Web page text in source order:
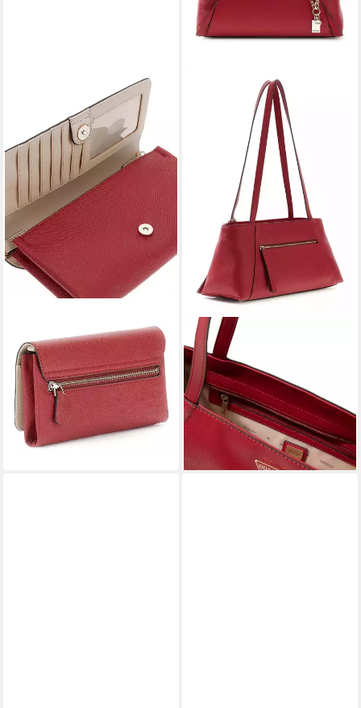
Umhängetasche Xbody Flap
Organizer
ab 80,50 € UVP115,00 €
-30%
lieferbar - in 2-3 Werktagen bei dir
GUESS
Schultertasche Shoulder
Satchel
104,37 €
UVP 135,00 €
-23%
lieferbar - in 2-3 Werktagen bei dir